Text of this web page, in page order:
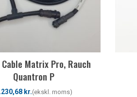
Matrix Pro, Rauch
Quantron P
kr.